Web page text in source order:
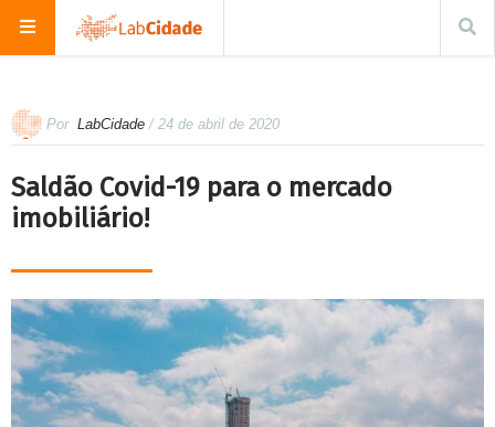
Por LabCidade / 24 de abril de 2020
Saldão Covid-19 para o mercado
imobiliário!